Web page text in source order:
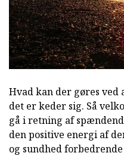
Hvad kan der gøres ved
det er keder sig. Så
gå i retning af
den positive energi af
og sundhed